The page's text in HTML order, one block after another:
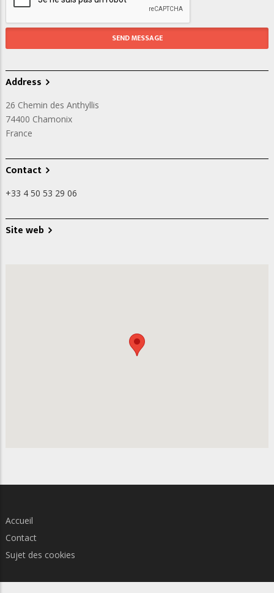
Address
26 Chemin des Anthyllis
74400 Chamonix
France
Contact
+33 4 50 53 29 06
Site web
Accueil
Contact
Sujet des cookies